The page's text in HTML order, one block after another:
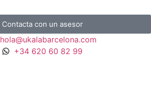
Contacta con un asesor
hola@ukalabarcelona.com
+34 620 60 82 99